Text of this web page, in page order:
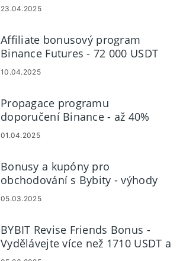
provize
23.04.2025
Affiliate bonusový program
Binance Futures - 72 000 USDT
10.04.2025
Propagace programu
doporučení Binance - až 40%
provize
01.04.2025
Bonusy a kupóny pro
obchodování s Bybity - výhody
uživatele až 90 $
05.03.2025
BYBIT Revise Friends Bonus -
Vydělávejte více než 1710 USDT a
30% provize